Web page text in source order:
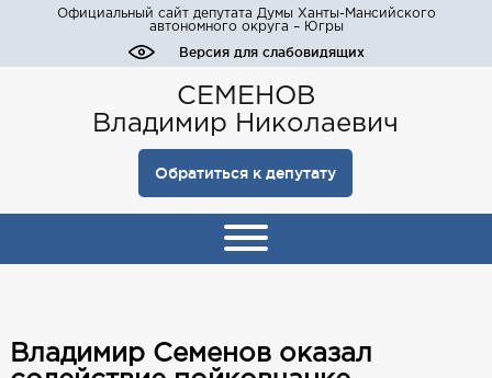
Официальный сайт депутата Думы Ханты-Мансийского
автономного округа – Югры
Версия для слабовидящих
СЕМЕНОВ
Владимир Николаевич
Обратиться к депутату
Владимир Семенов оказал